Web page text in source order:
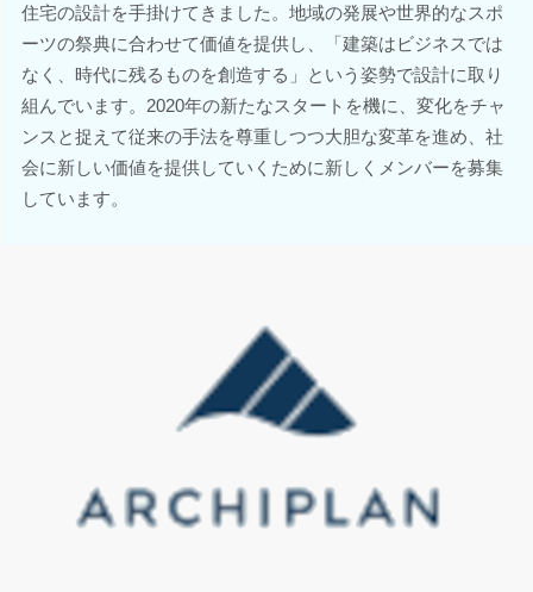
住宅の設計を手掛けてきました。地域の発展や世界的なスポ
ーツの祭典に合わせて価値を提供し、「建築はビジネスでは
なく、時代に残るものを創造する」という姿勢で設計に取り
組んでいます。2020年の新たなスタートを機に、変化をチャ
ンスと捉えて従来の手法を尊重しつつ大胆な変革を進め、社
会に新しい価値を提供していくために新しくメンバーを募集
しています。